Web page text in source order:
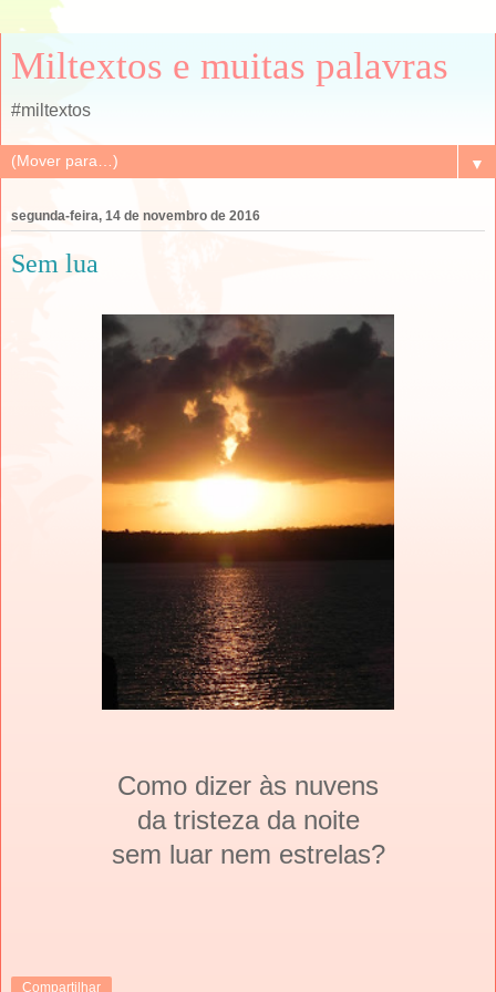
Miltextos e muitas palavras
#miltextos
▼
segunda-feira, 14 de novembro de 2016
Sem lua
Como dizer às nuvens
da tristeza da noite
sem luar nem estrelas?
Compartilhar